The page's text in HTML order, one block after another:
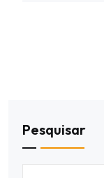
Pesquisar